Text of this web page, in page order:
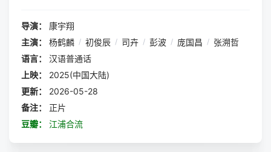
导演：
康宇翔
主演：
杨鹤麟 / 初俊辰 / 司卉 / 彭波 / 庞国昌 / 张溯哲
语言：
汉语普通话
上映：
2025(中国大陆)
更新：
2026-05-28
备注：
正片
豆瓣：
江浦合流